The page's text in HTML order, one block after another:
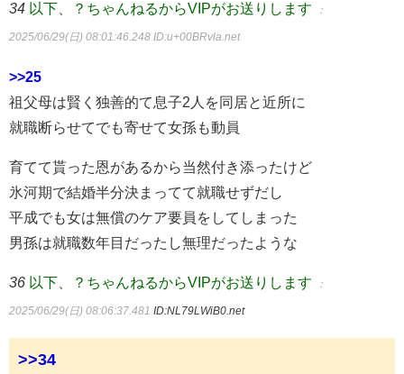
34 以下、？ちゃんねるからVIPがお送りします ：
2025/06/29(日) 08:01:46.248 ID:u+00BRvla.net
>>25
祖父母は賢く独善的て息子2人を同居と近所に
就職断らせてでも寄せて女孫も動員
育てて貰った恩があるから当然付き添ったけど
氷河期で結婚半分決まってて就職せずだし
平成でも女は無償のケア要員をしてしまった
男孫は就職数年目だったし無理だったような
36 以下、？ちゃんねるからVIPがお送りします ：
2025/06/29(日) 08:06:37.481 ID:NL79LWiB0.net
>>34